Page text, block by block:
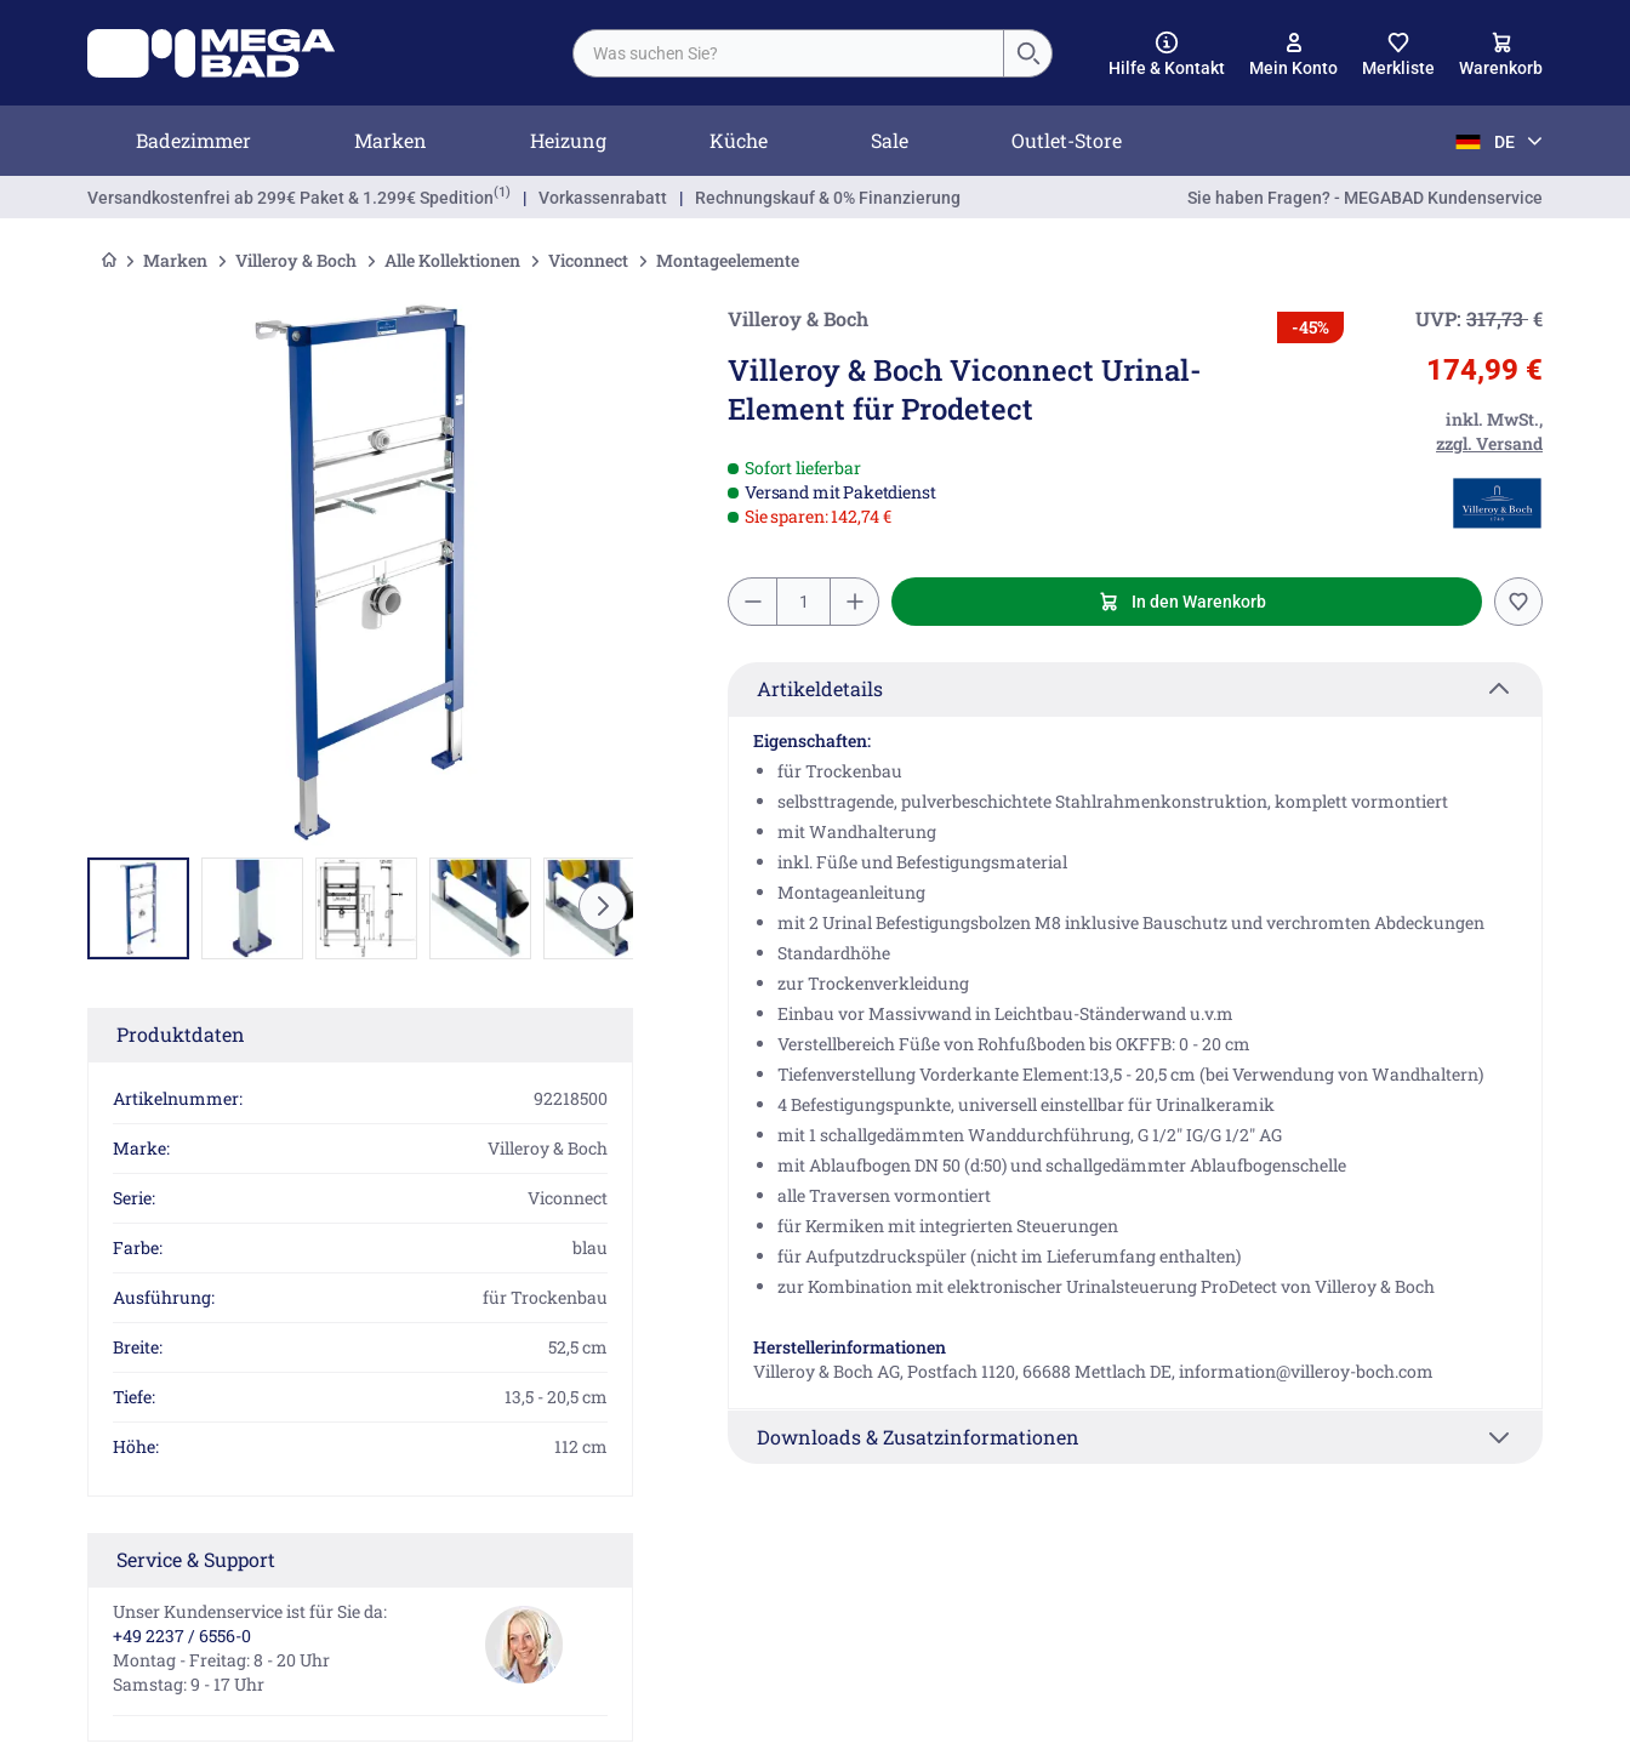
Hilfe & Kontakt Mein Konto Merkliste Warenkorb
Badezimmer Marken Heizung Küche Sale Outlet-Store DE
Versandkostenfrei ab 299€ Paket & 1.299€ Spedition(1) | Vorkassenrabatt | Rechnungskauf & 0% Finanzierung Sie haben Fragen? - MEGABAD Kundenservice
Marken Villeroy & Boch Alle Kollektionen Viconnect Montageelemente
Produktdaten
Artikelnummer: 92218500
Marke: Villeroy & Boch
Serie: Viconnect
Farbe: blau
Ausführung: für Trockenbau
Breite: 52,5 cm
Tiefe: 13,5 - 20,5 cm
Höhe: 112 cm
Service & Support
Unser Kundenservice ist für Sie da:
+49 2237 / 6556-0
Montag - Freitag: 8 - 20 Uhr
Samstag: 9 - 17 Uhr
Villeroy & Boch
Villeroy & Boch Viconnect Urinal-
Element für Prodetect
-45% UVP: 317,73€
174,99 €
inkl. MwSt.,
zzgl. Versand
Sofort lieferbar
Versand mit Paketdienst
Sie sparen: 142,74 €
In den Warenkorb
Artikeldetails
Eigenschaften:
für Trockenbau
selbsttragende, pulverbeschichtete Stahlrahmenkonstruktion, komplett vormontiert
mit Wandhalterung
inkl. Füße und Befestigungsmaterial
Montageanleitung
mit 2 Urinal Befestigungsbolzen M8 inklusive Bauschutz und verchromten Abdeckungen
Standardhöhe
zur Trockenverkleidung
Einbau vor Massivwand in Leichtbau-Ständerwand u.v.m
Verstellbereich Füße von Rohfußboden bis OKFFB: 0 - 20 cm
Tiefenverstellung Vorderkante Element:13,5 - 20,5 cm (bei Verwendung von Wandhaltern)
4 Befestigungspunkte, universell einstellbar für Urinalkeramik
mit 1 schallgedämmten Wanddurchführung, G 1/2" IG/G 1/2" AG
mit Ablaufbogen DN 50 (d:50) und schallgedämmter Ablaufbogenschelle
alle Traversen vormontiert
für Kermiken mit integrierten Steuerungen
für Aufputzdruckspüler (nicht im Lieferumfang enthalten)
zur Kombination mit elektronischer Urinalsteuerung ProDetect von Villeroy & Boch
Herstellerinformationen
Villeroy & Boch AG, Postfach 1120, 66688 Mettlach DE, information@villeroy-boch.com
Downloads & Zusatzinformationen